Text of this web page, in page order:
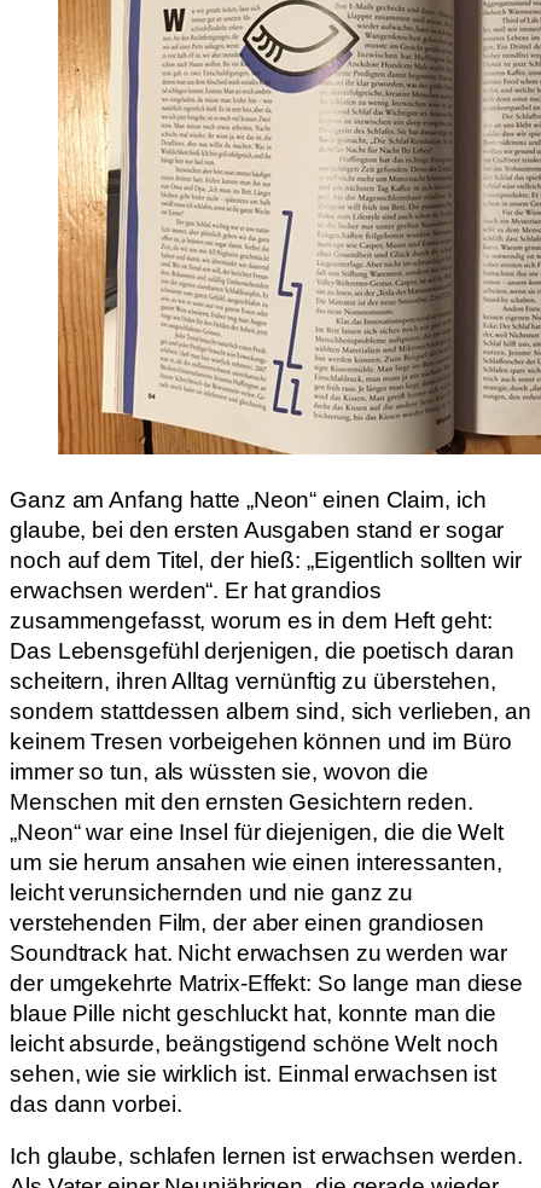
Ganz am Anfang hatte „Neon“ einen Claim, ich
glaube, bei den ersten Ausgaben stand er sogar
noch auf dem Titel, der hieß: „Eigentlich sollten wir
erwachsen werden“. Er hat grandios
zusammengefasst, worum es in dem Heft geht:
Das Lebensgefühl derjenigen, die poetisch daran
scheitern, ihren Alltag vernünftig zu überstehen,
sondern stattdessen albern sind, sich verlieben, an
keinem Tresen vorbeigehen können und im Büro
immer so tun, als wüssten sie, wovon die
Menschen mit den ernsten Gesichtern reden.
„Neon“ war eine Insel für diejenigen, die die Welt
um sie herum ansahen wie einen interessanten,
leicht verunsichernden und nie ganz zu
verstehenden Film, der aber einen grandiosen
Soundtrack hat. Nicht erwachsen zu werden war
der umgekehrte Matrix-Effekt: So lange man diese
blaue Pille nicht geschluckt hat, konnte man die
leicht absurde, beängstigend schöne Welt noch
sehen, wie sie wirklich ist. Einmal erwachsen ist
das dann vorbei.
Ich glaube, schlafen lernen ist erwachsen werden.